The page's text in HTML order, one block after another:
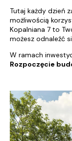
Tutaj każdy dzień
możliwością
Kopalniana 7 to
możesz odnaleźć
W ramach
Rozpoczęcie